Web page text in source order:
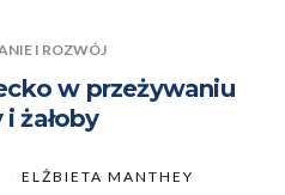
I ROZWÓJ
w przeżywaniu
żałoby
ELŻBIETA MANTHEY